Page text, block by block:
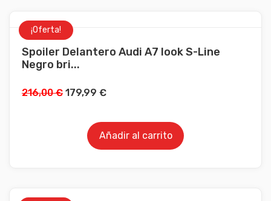
¡Oferta!
Spoiler Delantero Audi A7 look S-Line
Negro bri...
216,00€ 179,99 €
Añadir al carrito